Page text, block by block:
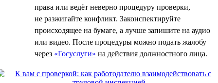
права или ведёт неверно процедуру проверки,
не разжигайте конфликт. Законспектируйте
происходящее на бумаге, а лучше запишите на аудио
или видео. После процедуры можно подать жалобу
через «Госуслуги» на действия должностного лица.